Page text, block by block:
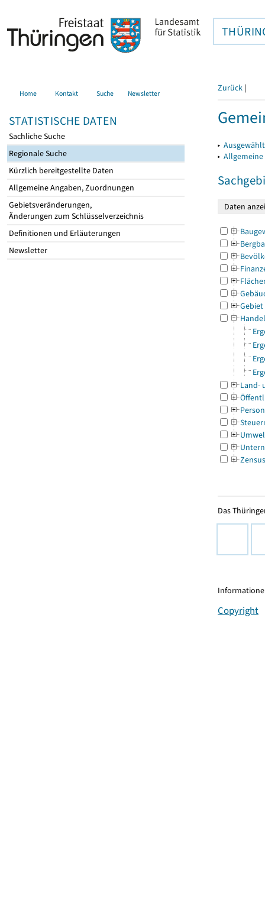
Home Kontakt Suche Newsletter
STATISTISCHE DATEN
Sachliche Suche
Regionale Suche
Kürzlich bereitgestellte Daten
Allgemeine Angaben, Zuordnungen
Gebietsveränderungen,
Änderungen zum Schlüsselverzeichnis
Definitionen und Erläuterungen
Newsletter
Zurück |
▸
▸
Gebiet
Land-
Zensus
Das
Copyright